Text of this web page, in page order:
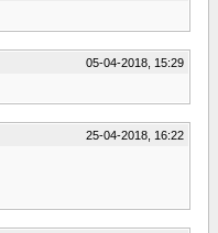
05-04-2018, 15:29
25-04-2018, 16:22